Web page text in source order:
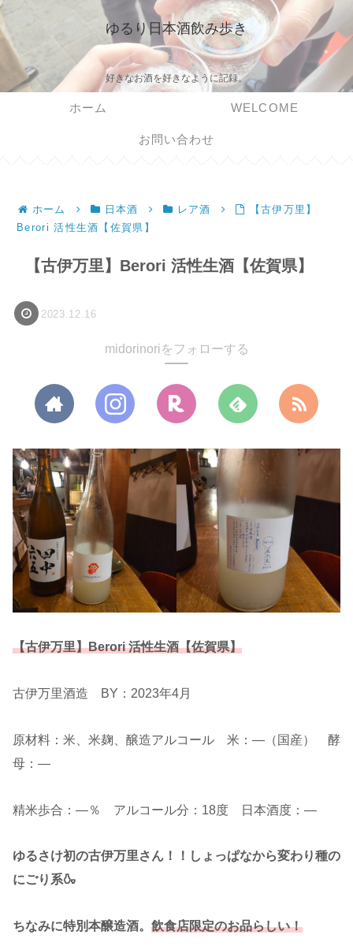
ゆるり日本酒飲み歩き
好きなお酒を好きなように記録。
ホーム WELCOME
お問い合わせ
ホーム 日本酒 レア酒
【古伊万里】
Berori 活性生酒【佐賀県】
【古伊万里】Berori 活性生酒【佐賀県】
2023.12.16
midorinoriをフォローする
【古伊万里】Berori 活性生酒【佐賀県】
古伊万里酒造 BY：2023年4月
原材料：米、米麹、醸造アルコール 米：―（国産） 酵
母：―
精米歩合：―％ アルコール分：18度 日本酒度：―
ゆるさけ初の古伊万里さん！！しょっぱなから変わり種の
にごり系🍶
ちなみに特別本醸造酒。 飲食店限定のお品らしい！